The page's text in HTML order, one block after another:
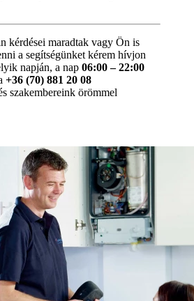
kérdései maradtak vagy Ön is
a segítségünket kérem hívjon
napján, a nap 06:00 – 22:00
+36 (70) 881 20 08
szakembereink örömmel